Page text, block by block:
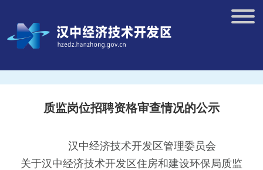
质监岗位招聘资格审查情况的公示
汉中经济技术开发区管理委员会
关于汉中经济技术开发区住房和建设环保局质监